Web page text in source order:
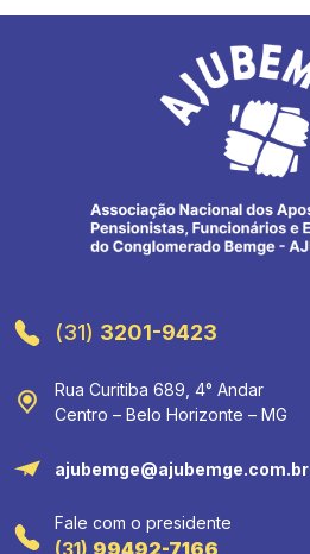
(31) 3201-9423
Rua Curitiba 689, 4° Andar
Centro – Belo Horizonte – MG
ajubemge@ajubemge.com.br
Fale com o presidente